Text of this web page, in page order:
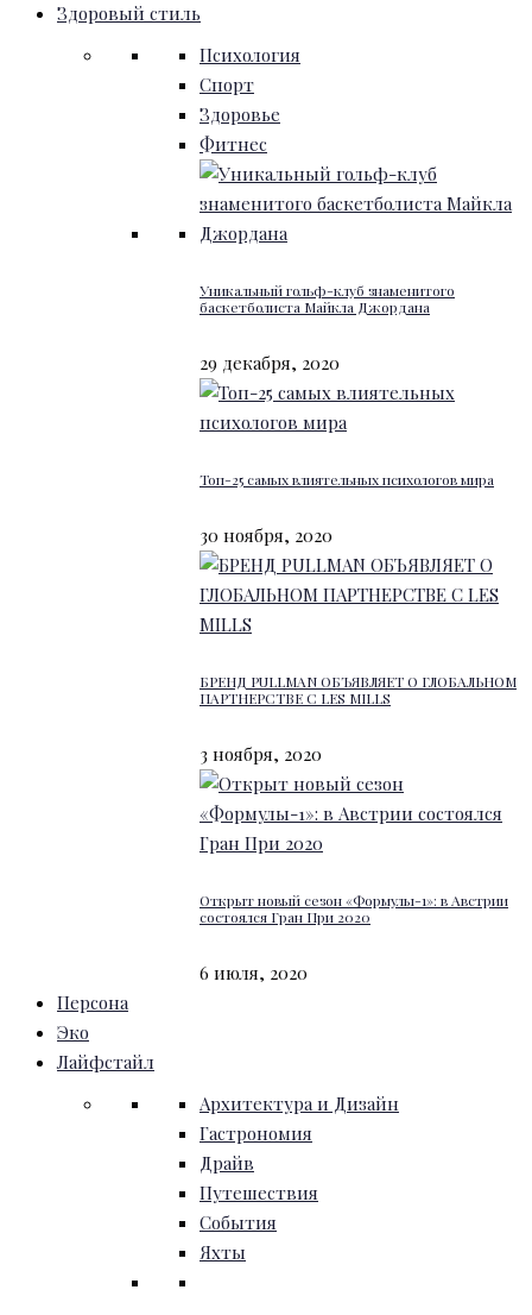
Здоровый стиль
Психология
Спорт
Здоровье
Фитнес
Уникальный гольф-клуб знаменитого
баскетболиста Майкла Джордана
29 декабря, 2020
Топ-25 самых влиятельных психологов мира
30 ноября, 2020
БРЕНД PULLMAN ОБЪЯВЛЯЕТ О ГЛОБАЛЬНОМ
ПАРТНЕРСТВЕ С LES MILLS
3 ноября, 2020
Открыт новый сезон «Формулы-1»: в Австрии
состоялся Гран При 2020
6 июля, 2020
Персона
Эко
Лайфстайл
Архитектура и Дизайн
Гастрономия
Драйв
Путешествия
События
Яхты